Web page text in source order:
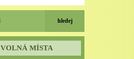
VOLNÁ MÍSTA